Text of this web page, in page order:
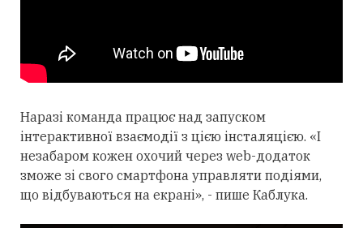
Наразі команда працює над запуском
інтерактивної взаємодії з цією інсталяцією. «І
незабаром кожен охочий через web-додаток
зможе зі свого смартфона управляти подіями,
що відбуваються на екрані», - пише Каблука.